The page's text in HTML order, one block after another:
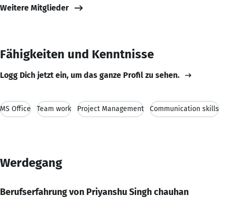
Weitere Mitglieder
Fähigkeiten und Kenntnisse
Logg Dich jetzt ein, um das ganze Profil zu sehen.
MS Office Team work Project Management Communication skills
Werdegang
Berufserfahrung von Priyanshu Singh chauhan